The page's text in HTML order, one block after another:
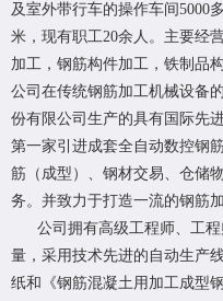
及室外带行车的操作车间5000
米，现有职工20余人。主要经
加工，钢筋构件加工，铁制品
公司在传统钢筋加工机械设备
份有限公司生产的具有国际先
第一家引进成套全自动数控钢
筋（成型）、钢材交易、仓储
务。并致力于打造一流的钢筋
公司拥有高级工程师、工程
量，采用技术先进的自动生产
纸和《钢筋混凝土用加工成型